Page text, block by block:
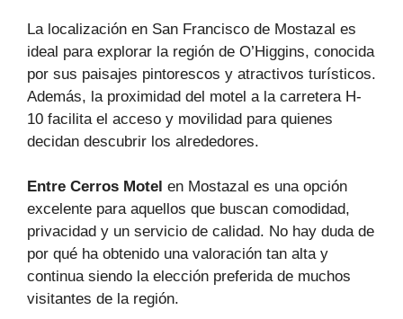
La localización en San Francisco de Mostazal es
ideal para explorar la región de O’Higgins, conocida
por sus paisajes pintorescos y atractivos turísticos.
Además, la proximidad del motel a la carretera H-
10 facilita el acceso y movilidad para quienes
decidan descubrir los alrededores.
Entre Cerros Motel en Mostazal es una opción
excelente para aquellos que buscan comodidad,
privacidad y un servicio de calidad. No hay duda de
por qué ha obtenido una valoración tan alta y
continua siendo la elección preferida de muchos
visitantes de la región.